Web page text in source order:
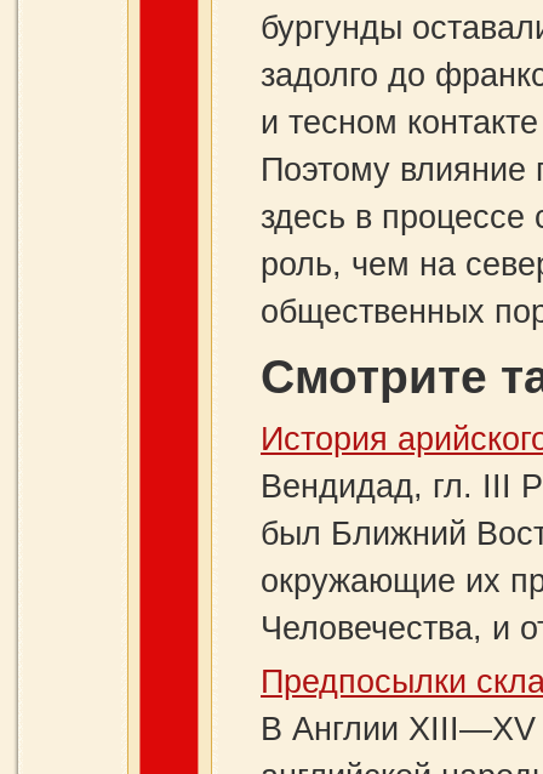
бургунды
задолго до
и тесном
Поэтому влияние
здесь в процессе
роль, чем на
общественных
Смотрите
Истоpия
Вендидад, гл. III
был Ближний
окружающие их
Человечества, и
Предпосылки
В Англии XIII—XV